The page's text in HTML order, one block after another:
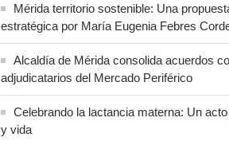
Mérida territorio sostenible: Una
estratégica por María Eugenia Febres
Alcaldía de Mérida consolida acuerdos
adjudicatarios del Mercado Periférico
Celebrando la lactancia materna: Un
y vida